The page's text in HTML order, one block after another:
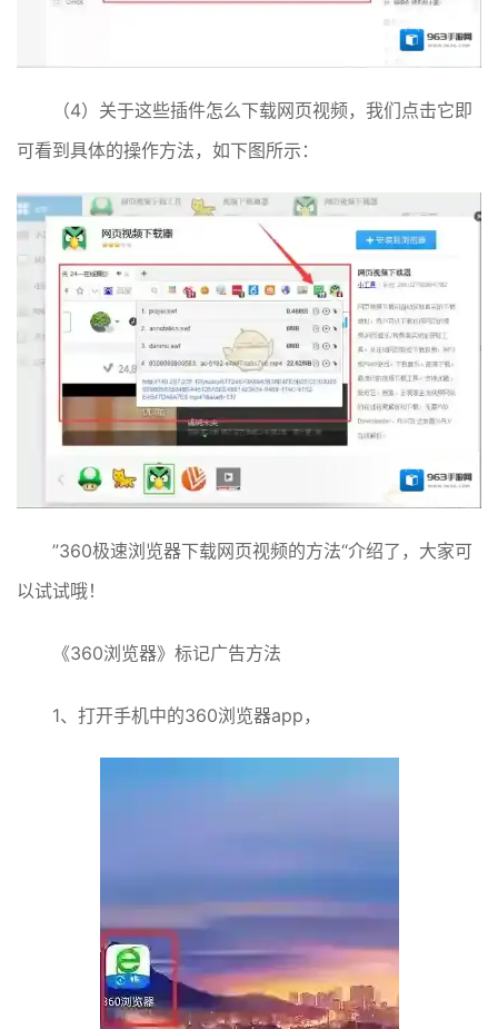
（4）关于这些插件怎么下载网页视频，我们点击它即
可看到具体的操作方法，如下图所示：
”360极速浏览器下载网页视频的方法“介绍了，大家可
以试试哦！
《360浏览器》标记广告方法
1、打开手机中的360浏览器app，